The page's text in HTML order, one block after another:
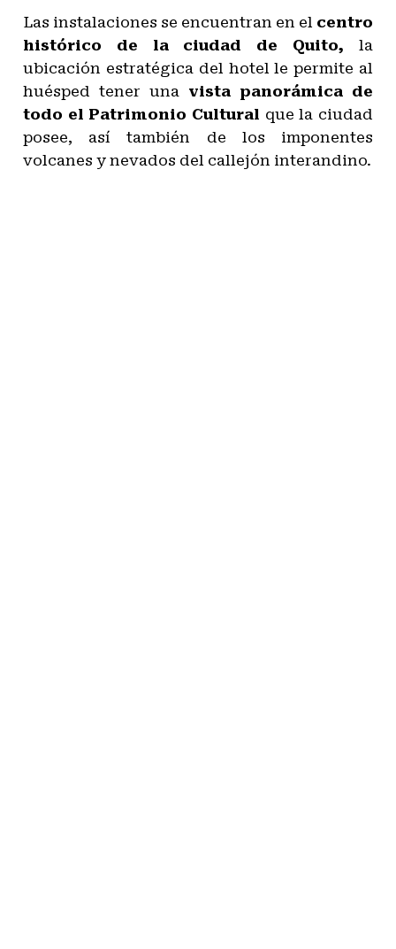
Las instalaciones se encuentran en el centro
histórico de la ciudad de Quito, la
ubicación estratégica del hotel le permite al
huésped tener una vista panorámica de
todo el Patrimonio Cultural que la ciudad
posee, así también de los imponentes
volcanes y nevados del callejón interandino.